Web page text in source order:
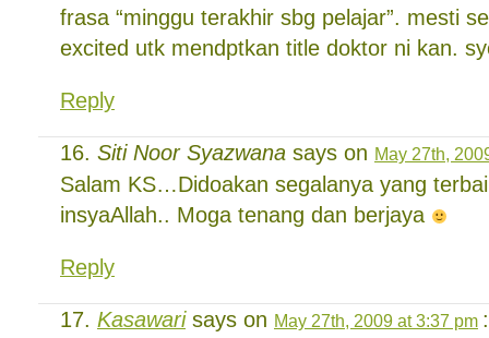
frasa “minggu terakhir sbg pelajar”. mesti
excited utk mendptkan title doktor ni kan.
Reply
Siti Noor Syazwana says on May 27th,
Salam KS…Didoakan segalanya yang
insyaAllah.. Moga tenang dan berjaya
Reply
Kasawarisays on May 27th, 2009 at 3:37 pm :